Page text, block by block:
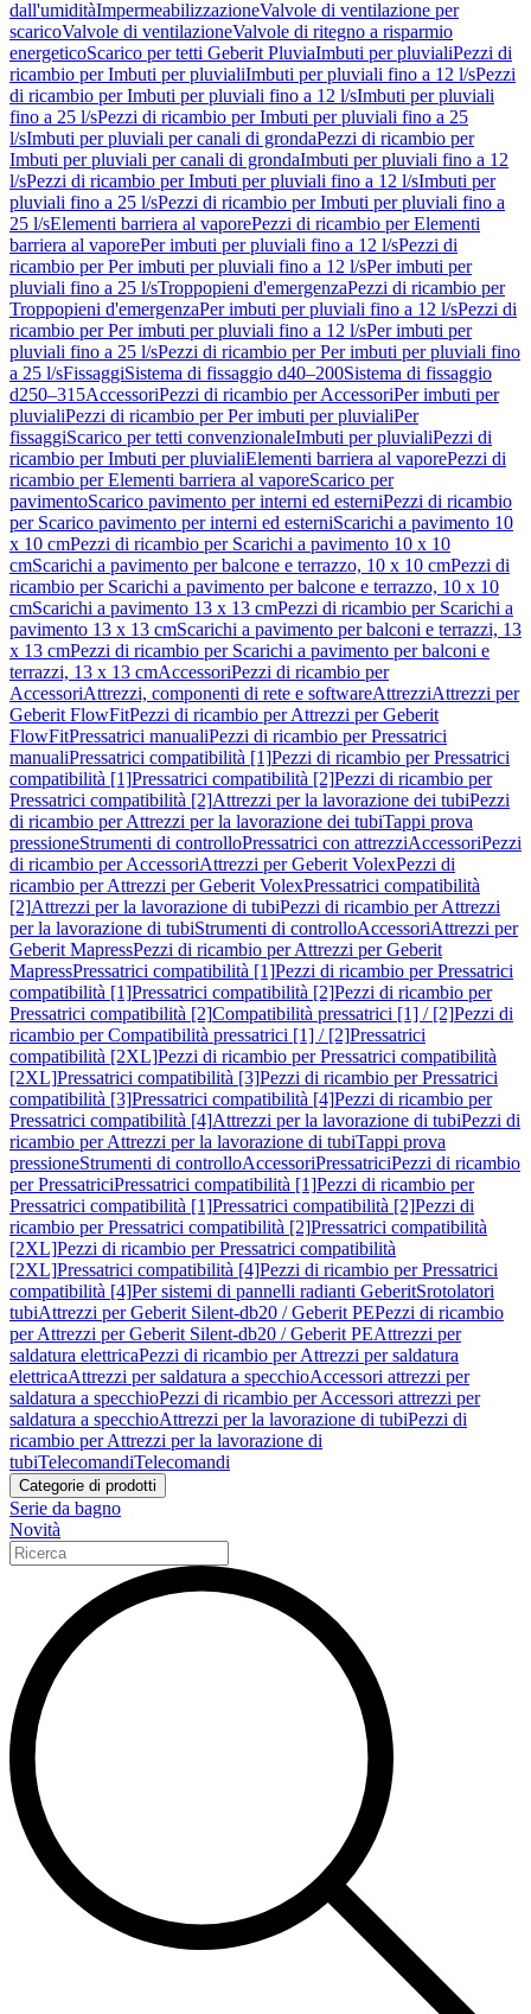
dall'umiditàImpermeabilizzazioneValvole di ventilazione per
scaricoValvole di ventilazioneValvole di ritegno a risparmio
energeticoScarico per tetti Geberit PluviaImbuti per pluvialiPezzi di
ricambio per Imbuti per pluvialiImbuti per pluviali fino a 12 l/sPezzi
di ricambio per Imbuti per pluviali fino a 12 l/sImbuti per pluviali
fino a 25 l/sPezzi di ricambio per Imbuti per pluviali fino a 25
l/sImbuti per pluviali per canali di grondaPezzi di ricambio per
Imbuti per pluviali per canali di grondaImbuti per pluviali fino a 12
l/sPezzi di ricambio per Imbuti per pluviali fino a 12 l/sImbuti per
pluviali fino a 25 l/sPezzi di ricambio per Imbuti per pluviali fino a
25 l/sElementi barriera al vaporePezzi di ricambio per Elementi
barriera al vaporePer imbuti per pluviali fino a 12 l/sPezzi di
ricambio per Per imbuti per pluviali fino a 12 l/sPer imbuti per
pluviali fino a 25 l/sTroppopieni d'emergenzaPezzi di ricambio per
Troppopieni d'emergenzaPer imbuti per pluviali fino a 12 l/sPezzi di
ricambio per Per imbuti per pluviali fino a 12 l/sPer imbuti per
pluviali fino a 25 l/sPezzi di ricambio per Per imbuti per pluviali fino
a 25 l/sFissaggiSistema di fissaggio d40–200Sistema di fissaggio
d250–315AccessoriPezzi di ricambio per AccessoriPer imbuti per
pluvialiPezzi di ricambio per Per imbuti per pluvialiPer
fissaggiScarico per tetti convenzionaleImbuti per pluvialiPezzi di
ricambio per Imbuti per pluvialiElementi barriera al vaporePezzi di
ricambio per Elementi barriera al vaporeScarico per
pavimentoScarico pavimento per interni ed esterniPezzi di ricambio
per Scarico pavimento per interni ed esterniScarichi a pavimento 10
x 10 cmPezzi di ricambio per Scarichi a pavimento 10 x 10
cmScarichi a pavimento per balcone e terrazzo, 10 x 10 cmPezzi di
ricambio per Scarichi a pavimento per balcone e terrazzo, 10 x 10
cmScarichi a pavimento 13 x 13 cmPezzi di ricambio per Scarichi a
pavimento 13 x 13 cmScarichi a pavimento per balconi e terrazzi, 13
x 13 cmPezzi di ricambio per Scarichi a pavimento per balconi e
terrazzi, 13 x 13 cmAccessoriPezzi di ricambio per
AccessoriAttrezzi, componenti di rete e softwareAttrezziAttrezzi per
Geberit FlowFitPezzi di ricambio per Attrezzi per Geberit
FlowFitPressatrici manualiPezzi di ricambio per Pressatrici
manualiPressatrici compatibilità [1]Pezzi di ricambio per Pressatrici
compatibilità [1]Pressatrici compatibilità [2]Pezzi di ricambio per
Pressatrici compatibilità [2]Attrezzi per la lavorazione dei tubiPezzi
di ricambio per Attrezzi per la lavorazione dei tubiTappi prova
pressioneStrumenti di controlloPressatrici con attrezziAccessoriPezzi
di ricambio per AccessoriAttrezzi per Geberit VolexPezzi di
ricambio per Attrezzi per Geberit VolexPressatrici compatibilità
[2]Attrezzi per la lavorazione di tubiPezzi di ricambio per Attrezzi
per la lavorazione di tubiStrumenti di controlloAccessoriAttrezzi per
Geberit MapressPezzi di ricambio per Attrezzi per Geberit
MapressPressatrici compatibilità [1]Pezzi di ricambio per Pressatrici
compatibilità [1]Pressatrici compatibilità [2]Pezzi di ricambio per
Pressatrici compatibilità [2]Compatibilità pressatrici [1] / [2]Pezzi di
ricambio per Compatibilità pressatrici [1] / [2]Pressatrici
compatibilità [2XL]Pezzi di ricambio per Pressatrici compatibilità
[2XL]Pressatrici compatibilità [3]Pezzi di ricambio per Pressatrici
compatibilità [3]Pressatrici compatibilità [4]Pezzi di ricambio per
Pressatrici compatibilità [4]Attrezzi per la lavorazione di tubiPezzi di
ricambio per Attrezzi per la lavorazione di tubiTappi prova
pressioneStrumenti di controlloAccessoriPressatriciPezzi di ricambio
per PressatriciPressatrici compatibilità [1]Pezzi di ricambio per
Pressatrici compatibilità [1]Pressatrici compatibilità [2]Pezzi di
ricambio per Pressatrici compatibilità [2]Pressatrici compatibilità
[2XL]Pezzi di ricambio per Pressatrici compatibilità
[2XL]Pressatrici compatibilità [4]Pezzi di ricambio per Pressatrici
compatibilità [4]Per sistemi di pannelli radianti GeberitSrotolatori
tubiAttrezzi per Geberit Silent-db20 / Geberit PEPezzi di ricambio
per Attrezzi per Geberit Silent-db20 / Geberit PEAttrezzi per
saldatura elettricaPezzi di ricambio per Attrezzi per saldatura
elettricaAttrezzi per saldatura a specchioAccessori attrezzi per
saldatura a specchioPezzi di ricambio per Accessori attrezzi per
saldatura a specchioAttrezzi per la lavorazione di tubiPezzi di
ricambio per Attrezzi per la lavorazione di
tubiTelecomandiTelecomandi
Categorie di prodotti
Serie da bagno
Novità